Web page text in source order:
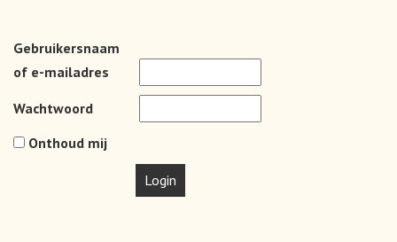
Gebruikersnaam
of e-mailadres
Wachtwoord
Onthoud mij